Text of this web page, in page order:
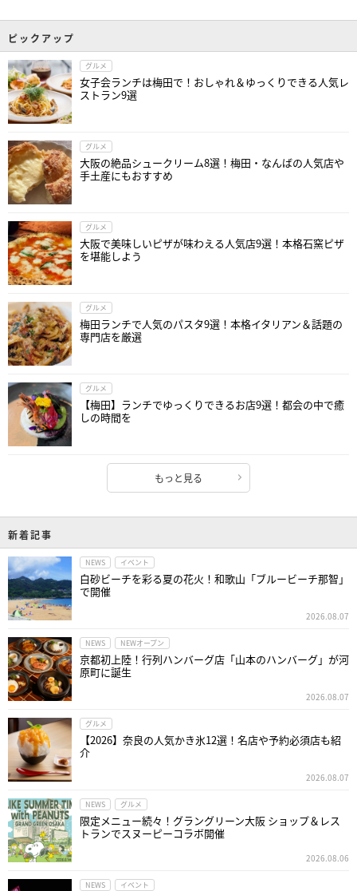
ピックアップ
グルメ
女子会ランチは梅田で！おしゃれ＆ゆっくりできる人気レ
ストラン9選
グルメ
大阪の絶品シュークリーム8選！梅田・なんばの人気店や
手土産にもおすすめ
グルメ
大阪で美味しいピザが味わえる人気店9選！本格石窯ピザ
を堪能しよう
グルメ
梅田ランチで人気のパスタ9選！本格イタリアン＆話題の
専門店を厳選
グルメ
【梅田】ランチでゆっくりできるお店9選！都会の中で癒
しの時間を
もっと見る
新着記事
NEWS イベント
白砂ビーチを彩る夏の花火！和歌山「ブルービーチ那智」
で開催
2026.08.07
NEWS NEWオープン
京都初上陸！行列ハンバーグ店「山本のハンバーグ」が河
原町に誕生
2026.08.07
グルメ
【2026】奈良の人気かき氷12選！名店や予約必須店も紹
介
2026.08.07
NEWS グルメ
限定メニュー続々！グラングリーン大阪 ショップ＆レス
トランでスヌーピーコラボ開催
2026.08.06
NEWS イベント